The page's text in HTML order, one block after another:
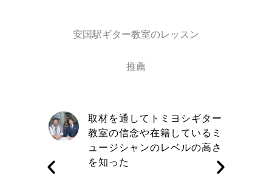
安国駅ギター教室のレッスン
推薦
取材を通してトミヨシギター
教室の信念や在籍しているミ
ュージシャンのレベルの高さ
を知った